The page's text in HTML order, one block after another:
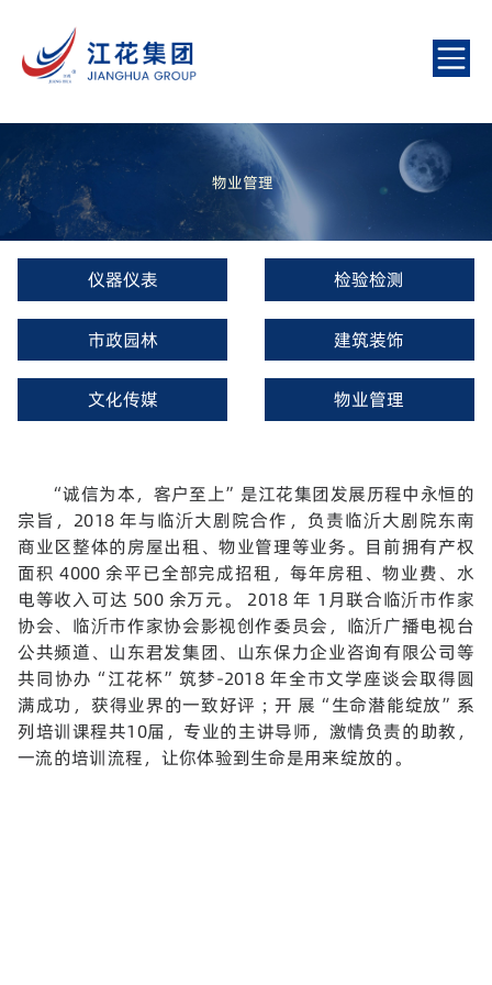
物业管理
仪器仪表 检验检测
市政园林 建筑装饰
文化传媒 物业管理
“诚信为本，客户至上”是江花集团发展历程中永恒的
宗旨，2018 年与临沂大剧院合作，负责临沂大剧院东南
商业区整体的房屋出租、物业管理等业务。目前拥有产权
面积 4000 余平已全部完成招租，每年房租、物业费、水
电等收入可达 500 余万元。 2018 年 1月联合临沂市作家
协会、临沂市作家协会影视创作委员会，临沂广播电视台
公共频道、山东君发集团、山东保力企业咨询有限公司等
共同协办“江花杯”筑梦-2018 年全市文学座谈会取得圆
满成功，获得业界的一致好评；开 展“生命潜能绽放”系
列培训课程共10届，专业的主讲导师，激情负责的助教，
一流的培训流程，让你体验到生命是用来绽放的。